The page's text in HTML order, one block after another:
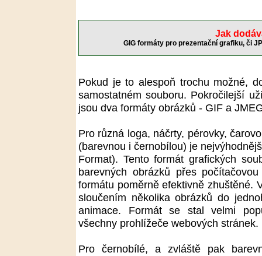
Jak
GIG formáty pro prezentační grafiku, či
Pokud je to alespoň trochu možné,
samostatném souboru. Pokročilejší
jsou dva formáty obrázků - GIF a
Pro různá loga, náčrty, pérovky,
(barevnou i černobílou) je
Format). Tento formát grafických
barevných obrázků přes
formátu poměrně efektivně zhuštěné.
sloučením několika obrázků do
animace. Formát se stal velmi
všechny prohlížeče webových stránek.
Pro černobílé, a zvláště pak